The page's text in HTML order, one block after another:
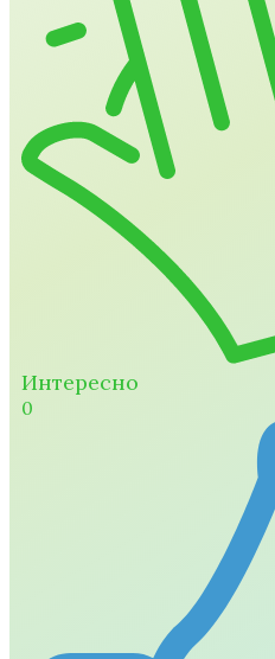
Интересно
0